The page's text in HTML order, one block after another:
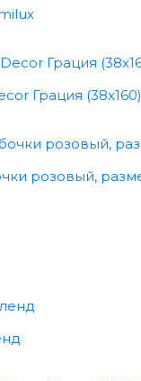
Грация
розовый,